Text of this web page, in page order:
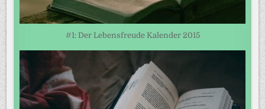
#1: Der Lebensfreude Kalender 2015